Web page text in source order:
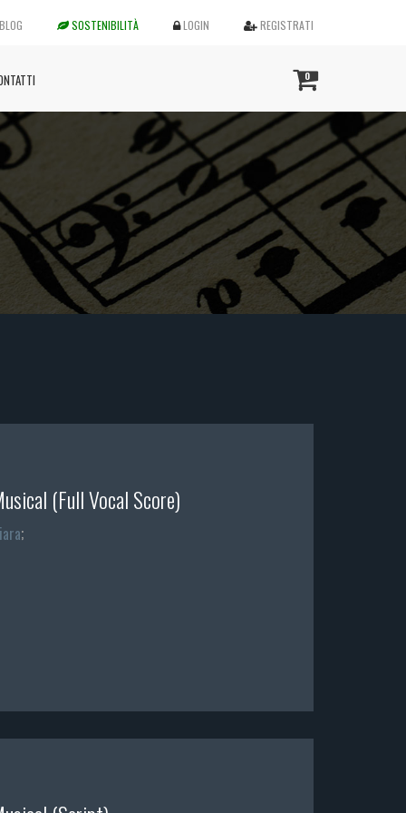
BLOG SOSTENIBILITÀ LOGIN REGISTRATI
0
(Full Vocal Score)
;